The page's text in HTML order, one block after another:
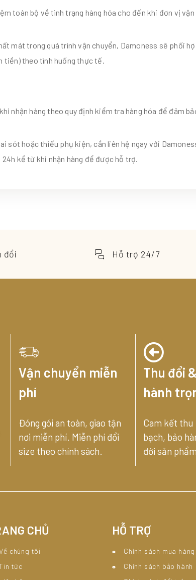
toàn bộ về tình trạng hàng hóa cho đến khi đơn vị vận
mát trong quá trình vận chuyển, Damoness sẽ phối
tiền) theo tình huống thực tế.
nhận hàng theo quy định kiểm tra hàng hóa để đảm
sót hoặc thiếu phụ kiện, cần liên hệ ngay với
kể từ khi nhận hàng để được hỗ trợ.
đổi Hỗ trợ 24/7
Vận chuyển miễn
phí
Đóng gói an toàn, giao tận
nơi miễn phí. Miễn phí đổi
size theo chính sách.
Thu đổi
hành
Cam kết thu
bạch, bảo
đời sản
CHỦ
chúng tôi
tức
HỖ TRỢ
Chính sách mua hàng
Chính sách bảo hành